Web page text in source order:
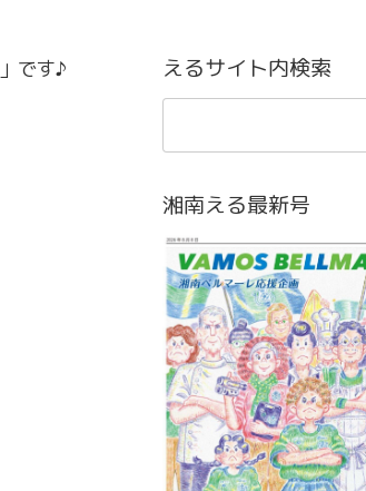
です♪ えるサイト内検索
湘南える最新号